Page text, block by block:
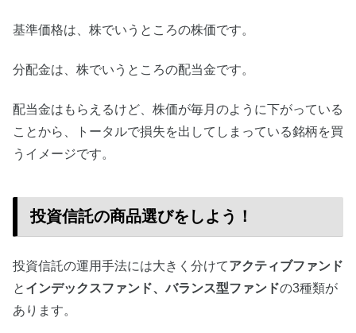
基準価格は、株でいうところの株価です。
分配金は、株でいうところの配当金です。
配当金はもらえるけど、株価が毎月のように下がっている
ことから、トータルで損失を出してしまっている銘柄を買
うイメージです。
投資信託の商品選びをしよう！
投資信託の運用手法には大きく分けてアクティブファンド
と インデックスファンド、バランス型ファンドの3種類が
あります。